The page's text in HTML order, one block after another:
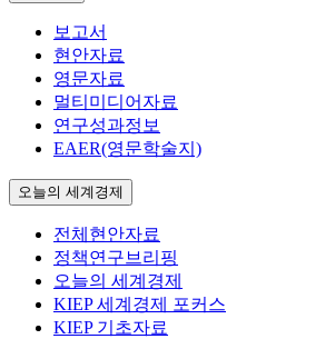
보고서
현안자료
영문자료
멀티미디어자료
연구성과정보
EAER(영문학술지)
오늘의 세계경제
전체현안자료
정책연구브리핑
오늘의 세계경제
KIEP 세계경제 포커스
KIEP 기초자료